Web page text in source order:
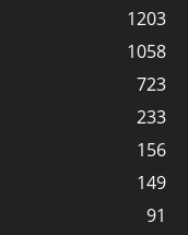
1203
1058
723
233
156
149
91